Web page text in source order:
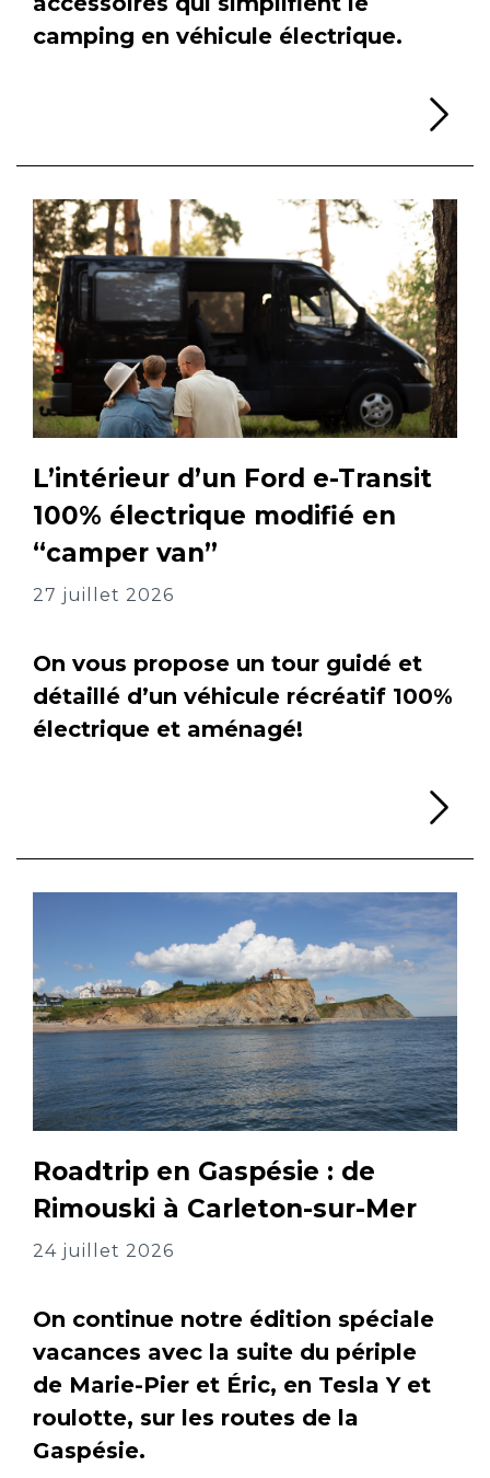
camping en véhicule électrique.
L’intérieur d’un Ford e-Transit
100% électrique modifié en
“camper van”
27 juillet 2026
On vous propose un tour guidé et
détaillé d’un véhicule récréatif 100%
électrique et aménagé!
Roadtrip en Gaspésie : de
Rimouski à Carleton-sur-Mer
24 juillet 2026
On continue notre édition spéciale
vacances avec la suite du périple
de Marie-Pier et Éric, en Tesla Y et
roulotte, sur les routes de la
Gaspésie.